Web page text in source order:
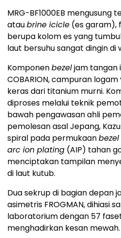
MRG-BF1000EB mengusung
ataubrine icicle (es garam),
berupa kolom es yang
laut bersuhu sangat dingin di
Komponenbezeljam tangan
COBARION, campuran
keras dari titanium murni.
diproses melalui teknik
bawah pengawasan ahli
pemolesan asal Jepang,
spiral pada permukaanbezel
arc ion plating (AIP) tahan
menciptakan tampilan
di laut kutub.
Dua sekrup di bagian depan
asimetris FROGMAN, dihiasi
laboratorium dengan 57
menghadirkan kesan mewah.